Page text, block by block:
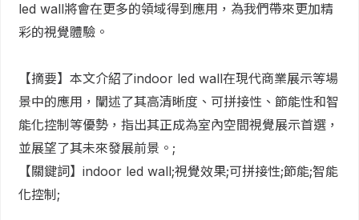
led wall將會在更多的領域得到應用，為我們帶來更加精
彩的視覺體驗。
【摘要】本文介紹了indoor led wall在現代商業展示等場
景中的應用，闡述了其高清晰度、可拼接性、節能性和智
能化控制等優勢，指出其正成為室內空間視覺展示首選，
並展望了其未來發展前景。;
【關鍵詞】indoor led wall;視覺效果;可拼接性;節能;智能
化控制;